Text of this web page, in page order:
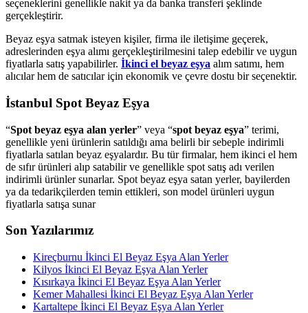
seçeneklerini genellikle nakit ya da banka transferi şeklinde
gerçekleştirir.
Beyaz eşya satmak isteyen kişiler, firma ile iletişime geçerek,
adreslerinden eşya alımı gerçekleştirilmesini talep edebilir ve uygun
fiyatlarla satış yapabilirler. İkinci el beyaz eşya alım satımı, hem
alıcılar hem de satıcılar için ekonomik ve çevre dostu bir seçenektir.
İstanbul Spot Beyaz Eşya
“Spot beyaz eşya alan yerler” veya “spot beyaz eşya” terimi,
genellikle yeni ürünlerin satıldığı ama belirli bir sebeple indirimli
fiyatlarla satılan beyaz eşyalardır. Bu tür firmalar, hem ikinci el hem
de sıfır ürünleri alıp satabilir ve genellikle spot satış adı verilen
indirimli ürünler sunarlar. Spot beyaz eşya satan yerler, bayilerden
ya da tedarikçilerden temin ettikleri, son model ürünleri uygun
fiyatlarla satışa sunar
Son Yazılarımız
Kireçburnu İkinci El Beyaz Eşya Alan Yerler
Kilyos İkinci El Beyaz Eşya Alan Yerler
Kısırkaya İkinci El Beyaz Eşya Alan Yerler
Kemer Mahallesi İkinci El Beyaz Eşya Alan Yerler
Kartaltepe İkinci El Beyaz Eşya Alan Yerler